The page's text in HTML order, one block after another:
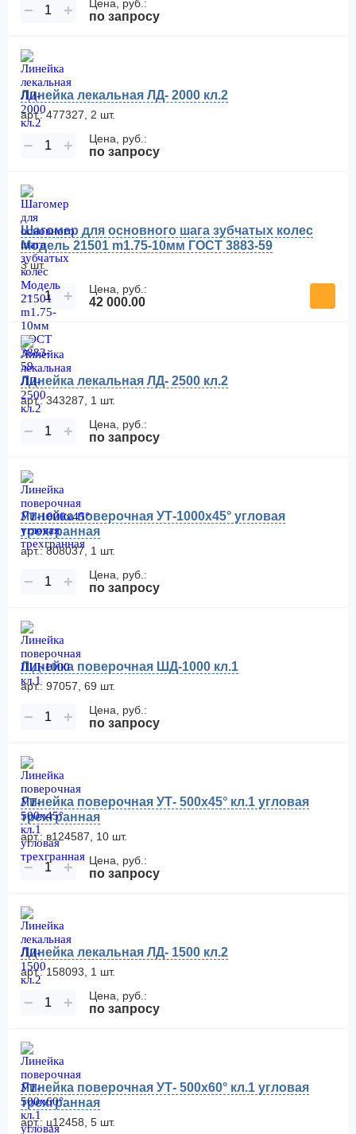
− + Цена, руб.:
по запросу
Линейка лекальная ЛД- 2000 кл.2
арт.: 477327, 2 шт.
− + Цена, руб.:
по запросу
Шагомер для основного шага зубчатых колес
Модель 21501 m1.75-10мм ГОСТ 3883-59
3 шт.
− + Цена, руб.:
42 000.00
Линейка лекальная ЛД- 2500 кл.2
арт.: 343287, 1 шт.
− + Цена, руб.:
по запросу
Линейка поверочная УТ-1000х45° угловая
трехгранная
арт.: 808037, 1 шт.
− + Цена, руб.:
по запросу
Линейка поверочная ШД-1000 кл.1
арт.: 97057, 69 шт.
− + Цена, руб.:
по запросу
Линейка поверочная УТ- 500х45° кл.1 угловая
трехгранная
арт.: в124587, 10 шт.
− + Цена, руб.:
по запросу
Линейка лекальная ЛД- 1500 кл.2
арт.: 158093, 1 шт.
− + Цена, руб.:
по запросу
Линейка поверочная УТ- 500х60° кл.1 угловая
трехгранная
арт.: ц12458, 5 шт.